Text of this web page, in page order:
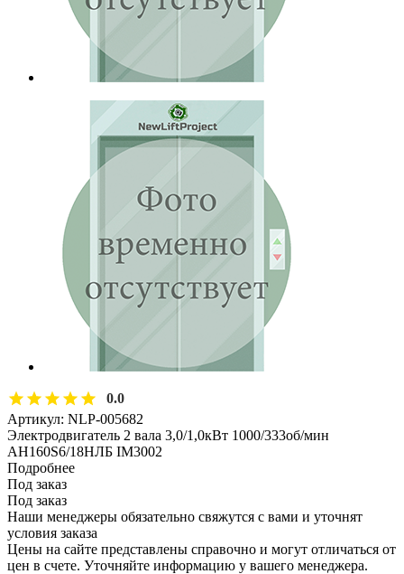
0.0
Артикул: NLP-005682
Электродвигатель 2 вала 3,0/1,0кВт 1000/333об/мин
АН160S6/18НЛБ IM3002
Подробнее
Под заказ
Под заказ
Наши менеджеры обязательно свяжутся с вами и уточнят
условия заказа
Цены на сайте представлены справочно и могут отличаться от
цен в счете. Уточняйте информацию у вашего менеджера.